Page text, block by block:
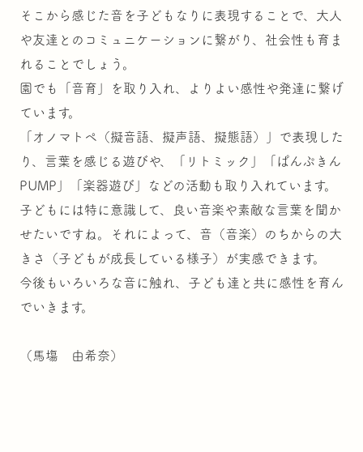
そこから感じた音を子どもなりに表現することで、大人
や友達とのコミュニケーションに繋がり、社会性も育ま
れることでしょう。
園でも「音育」を取り入れ、よりよい感性や発達に繋げ
ています。
「オノマトペ（擬音語、擬声語、擬態語）」で表現した
り、言葉を感じる遊びや、「リトミック」「ぱんぷきん
PUMP」「楽器遊び」などの活動も取り入れています。
子どもには特に意識して、良い音楽や素敵な言葉を聞か
せたいですね。それによって、音（音楽）のちからの大
きさ（子どもが成長している様子）が実感できます。
今後もいろいろな音に触れ、子ども達と共に感性を育ん
でいきます。
（馬塲 由希奈）